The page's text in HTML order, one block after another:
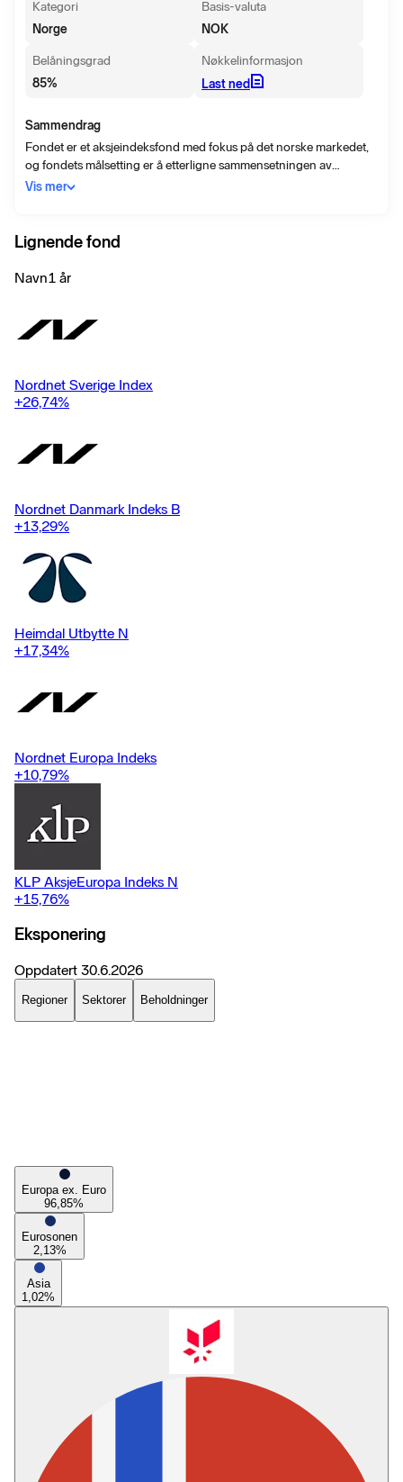
Kategori
Norge
Basis-valuta
NOK
Belåningsgrad
85%
Nøkkelinformasjon
Last ned
Sammendrag
Fondet er et aksjeindeksfond med fokus på det norske markedet,
og fondets målsetting er å etterligne sammensetningen av
aksjeindeksen OBX og dermed også reflektere avkastningen som
derivatinstrumenter som et ledd i sin investeringspolicy.
Vis mer
Lignende fond
Navn1 år
Nordnet Sverige Index
+26,74%
Nordnet Danmark Indeks B
+13,29%
Heimdal Utbytte N
+17,34%
Nordnet Europa Indeks
+10,79%
KLP AksjeEuropa Indeks N
+15,76%
Eksponering
Oppdatert 30.6.2026
Regioner Sektorer Beholdninger
Europa ex. Euro
96,85%
Eurosonen
2,13%
Asia
1,02%